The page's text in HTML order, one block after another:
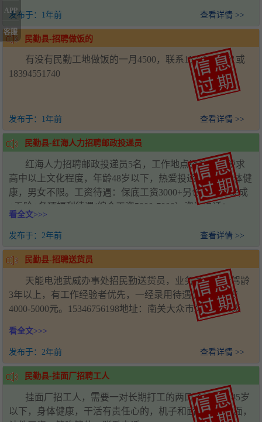
发布于： 1年前 查看详情 >>
民勤县-招聘做饭的
有没有民勤工地做饭的一月4500，联系15739609301或
18394551740
发布于： 1年前 查看详情 >>
民勤县-红海人力招聘邮政投递员
红海人力招聘邮政投递员5名，工作地点民勤县。要求
高中以上文化程度，年龄48岁以下，热爱投递工作，身体健
康，男女不限。工资待遇：保底工资3000+另包含计件提成
+五险+各项福利待遇(综合工资5000-7000）咨询电话：
19968544307
看全文>>>
发布于： 2年前 查看详情 >>
民勤县-招聘送货员
天能电池武威办事处招民勤送货员，业务员，实际驾龄
3年以上，有工作经验者优先，一经录用待遇优厚，工资
4000-5000元。15346756198地址：南关大众市场向东28米
看全文>>>
发布于： 2年前 查看详情 >>
民勤县-挂面厂招聘工人
挂面厂招工人，需要一对长期打工的两口子最好，45岁
以下，身体健康，干活有责任心的，机子和面，机子搓面，
APP
客服